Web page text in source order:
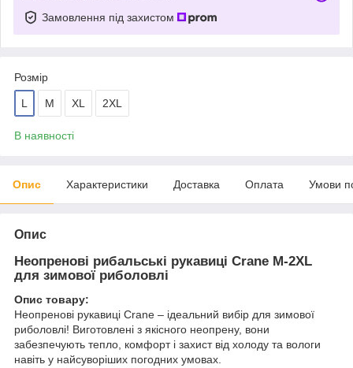
Замовлення під захистом
Розмір
L M XL 2XL
В наявності
Опис Характеристики Доставка Оплата Умови
Опис
Неопренові рибальські рукавиці Crane M-2XL
для зимової риболовлі
Опис товару:
Неопренові рукавиці Crane – ідеальний вибір для зимової
риболовлі! Виготовлені з якісного неопрену, вони
забезпечують тепло, комфорт і захист від холоду та вологи
навіть у найсуворіших погодних умовах.